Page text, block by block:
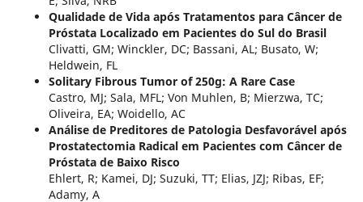
Qualidade de Vida após Tratamentos para Câncer de
Próstata Localizado em Pacientes do Sul do Brasil
Clivatti, GM; Winckler, DC; Bassani, AL; Busato, W;
Heldwein, FL
Solitary Fibrous Tumor of 250g: A Rare Case
Castro, MJ; Sala, MFL; Von Muhlen, B; Mierzwa, TC;
Oliveira, EA; Woidello, AC
Análise de Preditores de Patologia Desfavorável após
Prostatectomia Radical em Pacientes com Câncer de
Próstata de Baixo Risco
Ehlert, R; Kamei, DJ; Suzuki, TT; Elias, JZJ; Ribas, EF;
Adamy, A